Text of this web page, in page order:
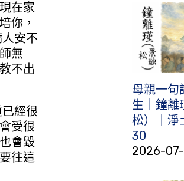
在家
你，
安不
無
不出
經很
受很
會毀
往這
母親一句
生｜鐘離
松）｜淨
30
2026-